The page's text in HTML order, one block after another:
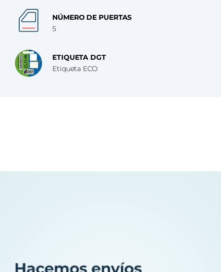
NÚMERO DE PUERTAS
5
ETIQUETA DGT
Etiqueta ECO